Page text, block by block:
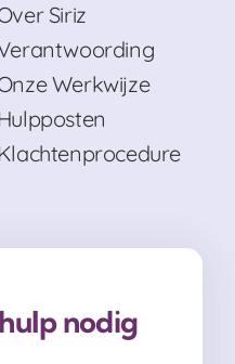
Siriz
Werkwijze
nodig